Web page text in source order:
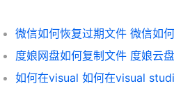
度娘网盘如何复制文件 度娘云盘